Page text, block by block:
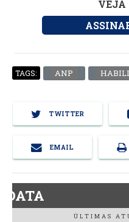
VEJA
TAGS: ANP
TWITTER
EMAIL
ÚLTIMAS